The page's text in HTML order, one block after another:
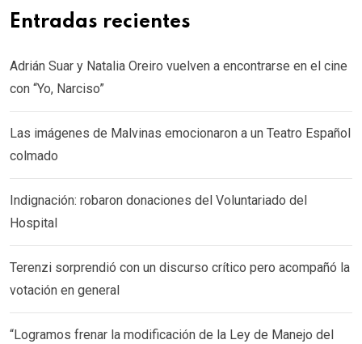
Entradas recientes
Adrián Suar y Natalia Oreiro vuelven a encontrarse en el cine
con “Yo, Narciso”
Las imágenes de Malvinas emocionaron a un Teatro Español
colmado
Indignación: robaron donaciones del Voluntariado del
Hospital
Terenzi sorprendió con un discurso crítico pero acompañó la
votación en general
“Logramos frenar la modificación de la Ley de Manejo del